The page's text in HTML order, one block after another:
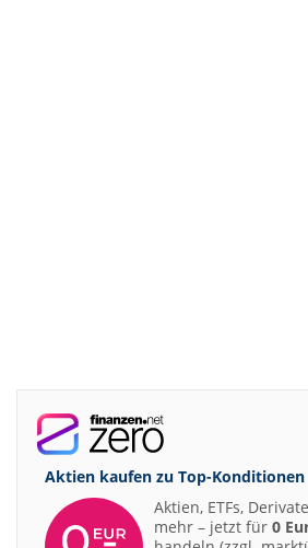
Aktien kaufen zu Top-Konditionen
Aktien, ETFs,
mehr – jetzt für 0